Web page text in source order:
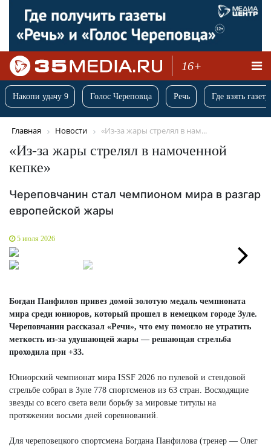
16+
Накопи удачу 9 Голос Череповца Речь Где взять
Главная Новости «Из-за жары стрелял в нам...
«Из-за жары стрелял в намоченной
кепке»
Череповчанин стал чемпионом мира в разгар
европейской жары
5 июля 2026
Богдан Панфилов привез домой золотую медаль чемпионата
мира среди юниоров, который прошел в немецком городе Зуле.
Череповчанин рассказал «Речи», что ему помогло не утратить
меткость из-за удушающей жары — решающая стрельба
проходила при +33.
Юниорский чемпионат мира ISSF 2026 по пулевой и стендовой
стрельбе собрал в Зуле 778 спортсменов из 63 стран. Восходящие
звезды со всего света вели борьбу за мировые титулы на
протяжении восьми дней соревнований.
Для череповецкого спортсмена Богдана Панфилова (тренер — Олег